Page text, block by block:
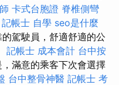
卡式台胞證 脊椎側彎
記帳士 自學 seo是什麼
駕駛員，舒適舒適的公
記帳士 成本會計 台中按
滿意的乘客下次會選擇
台中整骨神醫 記帳士 考